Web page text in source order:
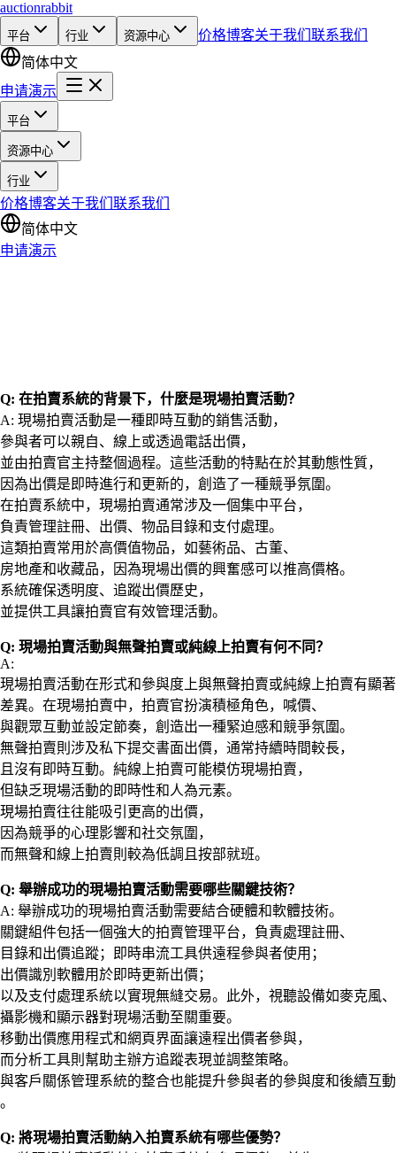
auctionrabbit
平台 行业 资源中心 价格博客关于我们 联系我们
简体中文
申请演示
平台
资源中心
行业
价格博客关于我们 联系我们
简体中文
申请演示
Q: 在拍賣系統的背景下，什麼是現場拍賣活動？
A: 現場拍賣活動是一種即時互動的銷售活動，
參與者可以親自、線上或透過電話出價，
並由拍賣官主持整個過程。這些活動的特點在於其動態性質，
因為出價是即時進行和更新的，創造了一種競爭氛圍。
在拍賣系統中，現場拍賣通常涉及一個集中平台，
負責管理註冊、出價、物品目錄和支付處理。
這類拍賣常用於高價值物品，如藝術品、古董、
房地產和收藏品，因為現場出價的興奮感可以推高價格。
系統確保透明度、追蹤出價歷史，
並提供工具讓拍賣官有效管理活動。
Q: 現場拍賣活動與無聲拍賣或純線上拍賣有何不同？
A:
現場拍賣活動在形式和參與度上與無聲拍賣或純線上拍賣有顯著
差異。在現場拍賣中，拍賣官扮演積極角色，喊價、
與觀眾互動並設定節奏，創造出一種緊迫感和競爭氛圍。
無聲拍賣則涉及私下提交書面出價，通常持續時間較長，
且沒有即時互動。純線上拍賣可能模仿現場拍賣，
但缺乏現場活動的即時性和人為元素。
現場拍賣往往能吸引更高的出價，
因為競爭的心理影響和社交氛圍，
而無聲和線上拍賣則較為低調且按部就班。
Q: 舉辦成功的現場拍賣活動需要哪些關鍵技術？
A: 舉辦成功的現場拍賣活動需要結合硬體和軟體技術。
關鍵組件包括一個強大的拍賣管理平台，負責處理註冊、
目錄和出價追蹤；即時串流工具供遠程參與者使用；
出價識別軟體用於即時更新出價；
以及支付處理系統以實現無縫交易。此外，視聽設備如麥克風、
攝影機和顯示器對現場活動至關重要。
移動出價應用程式和網頁界面讓遠程出價者參與，
而分析工具則幫助主辦方追蹤表現並調整策略。
與客戶關係管理系統的整合也能提升參與者的參與度和後續互動
。
Q: 將現場拍賣活動納入拍賣系統有哪些優勢？